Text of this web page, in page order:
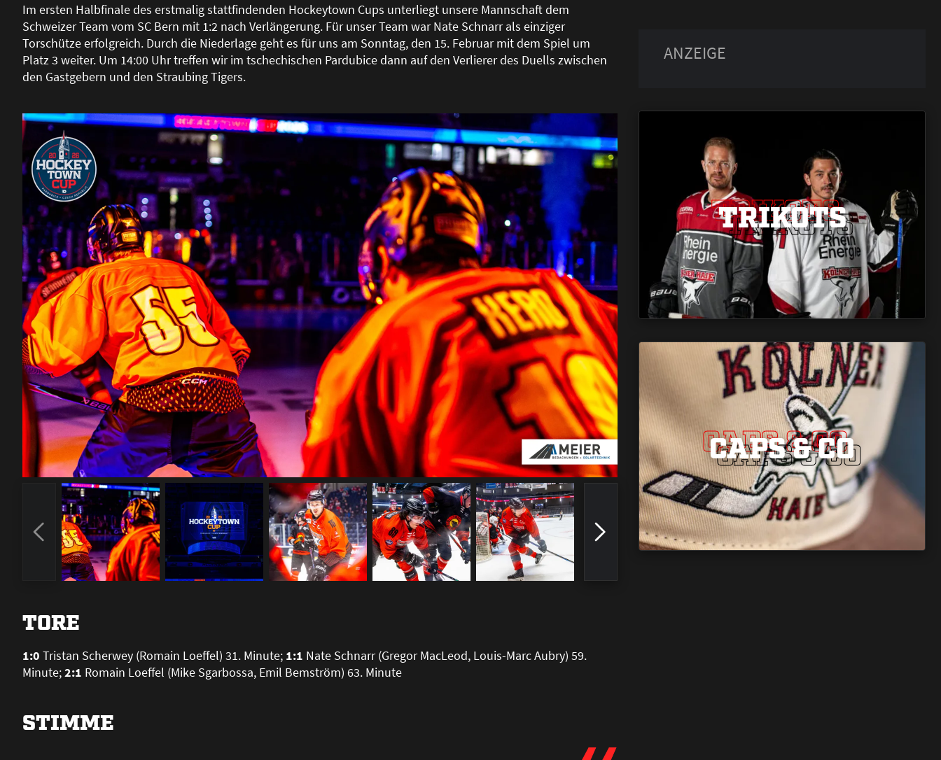
Im ersten Halbfinale des erstmalig stattfindenden Hockeytown Cups unterliegt unsere Mannschaft dem
Schweizer Team vom SC Bern mit 1:2 nach Verlängerung. Für unser Team war Nate Schnarr als einziger
Torschütze erfolgreich. Durch die Niederlage geht es für uns am Sonntag, den 15. Februar mit dem Spiel um
Platz 3 weiter. Um 14:00 Uhr treffen wir im tschechischen Pardubice dann auf den Verlierer des Duells zwischen
den Gastgebern und den Straubing Tigers.
TORE
1:0 Tristan Scherwey (Romain Loeffel) 31. Minute; 1:1 Nate Schnarr (Gregor MacLeod, Louis-Marc Aubry) 59.
Minute;2:1 Romain Loeffel (Mike Sgarbossa, Emil Bemström) 63. Minute
STIMME
TRIKOTS
TRIKOTS
TRIKOTS
CAPS & CO
CAPS & CO
CAPS & CO